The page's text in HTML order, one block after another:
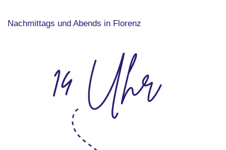
Nachmittags und Abends in Florenz